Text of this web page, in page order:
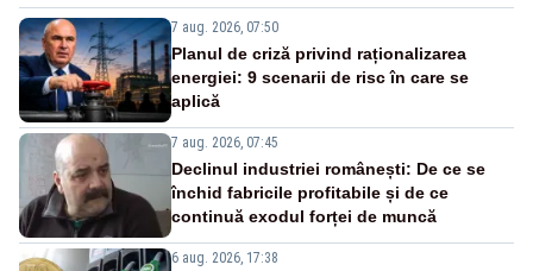
7 aug. 2026, 07:50
Planul de criză privind raționalizarea
energiei: 9 scenarii de risc în care se
aplică
7 aug. 2026, 07:45
Declinul industriei românești: De ce se
închid fabricile profitabile și de ce
continuă exodul forței de muncă
6 aug. 2026, 17:38